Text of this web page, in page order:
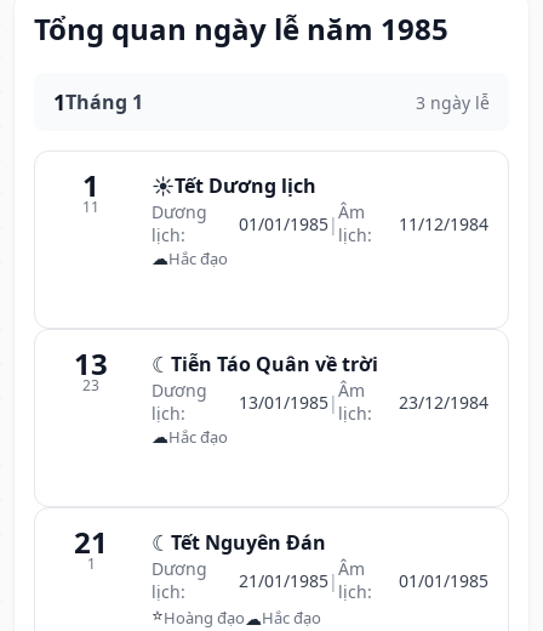
Tổng quan ngày lễ năm 1985
1Tháng 1 3 ngày lễ
1
11
☀️Tết Dương lịch
Dương
lịch:
01/01/1985|Âm
lịch:
11/12/1984
☁Hắc đạo
13
23
☾ Tiễn Táo Quân về trời
Dương
lịch:
13/01/1985|Âm
lịch:
23/12/1984
☁Hắc đạo
21
1
☾ Tết Nguyên Đán
Dương
lịch:
21/01/1985|Âm
lịch:
01/01/1985
⭐Hoàng đạo☁Hắc đạo